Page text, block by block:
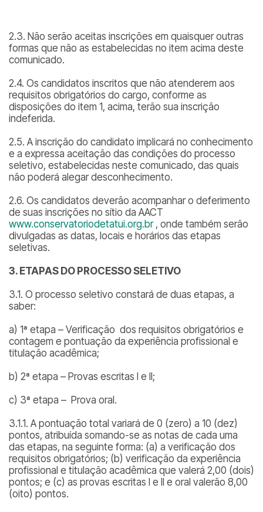
2.3. Não serão aceitas inscrições em quaisquer outras
formas que não as estabelecidas no item acima deste
comunicado.
2.4. Os candidatos inscritos que não atenderem aos
requisitos obrigatórios do cargo, conforme as
disposições do item 1, acima, terão sua inscrição
indeferida.
2.5. A inscrição do candidato implicará no conhecimento
e a expressa aceitação das condições do processo
seletivo, estabelecidas neste comunicado, das quais
não poderá alegar desconhecimento.
2.6. Os candidatos deverão acompanhar o deferimento
de suas inscrições no sítio da AACT
www.conservatoriodetatui.org.br, onde também serão
divulgadas as datas, locais e horários das etapas
seletivas.
3. ETAPAS DO PROCESSO SELETIVO
3.1. O processo seletivo constará de duas etapas, a
saber:
a) 1ª etapa – Verificação dos requisitos obrigatórios e
contagem e pontuação da experiência profissional e
titulação acadêmica;
b) 2ª etapa – Provas escritas I e II;
c) 3ª etapa – Prova oral.
3.1.1. A pontuação total variará de 0 (zero) a 10 (dez)
pontos, atribuída somando-se as notas de cada uma
das etapas, na seguinte forma: (a) a verificação dos
requisitos obrigatórios; (b) verificação da experiência
profissional e titulação acadêmica que valerá 2,00 (dois)
pontos; e (c) as provas escritas I e II e oral valerão 8,00
(oito) pontos.